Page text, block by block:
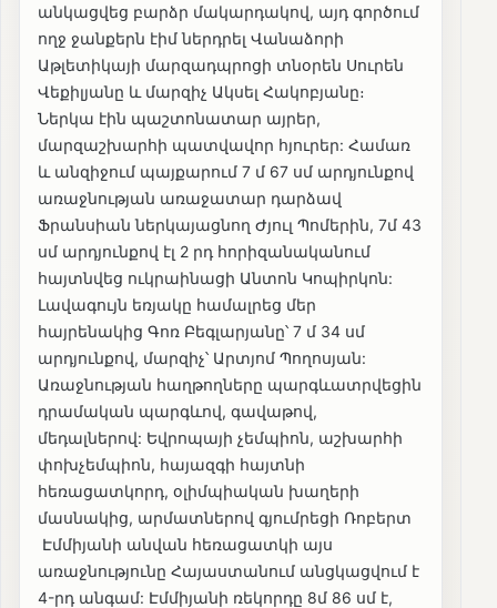
անկացվեց բարձր մակարդակով, այդ գործում
ողջ ջանքերն էիմ ներդրել Վանաձորի
Աթլետիկայի մարզադպրոցի տնօրեն Սուրեն
Վեքիլյանը և մարզիչ Ակսել Հակոբյանը։
Ներկա էին պաշտոնատար այրեր,
մարզաշխարհի պատվավոր հյուրեր: Համառ
և անզիջում պայքարում 7 մ 67 սմ արդյունքով
առաջնության առաջատար դարձավ
Ֆրանսիան ներկայացնող Ժյուլ Պոմերին, 7մ 43
սմ արդյունքով էլ 2 րդ հորիզանականում
հայտնվեց ուկրաինացի Անտոն Կոպիրկոն:
Լավագույն եռյակը համալրեց մեր
հայրենակից Գոռ Բեգլարյանը՝ 7 մ 34 սմ
արդյունքով, մարզիչ՝ Արտյոմ Պողոսյան:
Առաջնության հաղթողները պարգևատրվեցին
դրամական պարգևով, գավաթով,
մեդալներով: Եվրոպայի չեմպիոն, աշխարհի
փոխչեմպիոն, հայազգի հայտնի
հեռացատկորդ, օլիմպիական խաղերի
մասնակից, արմատներով գյումրեցի Ռոբերտ
Էմմիյանի անվան հեռացատկի այս
առաջնությունը Հայաստանում անցկացվում է
4-րդ անգամ: Էմմիյանի ռեկորդը 8մ 86 սմ է,